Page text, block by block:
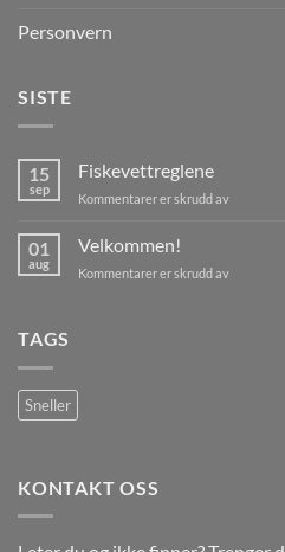
Personvern
SISTE
15
sep
Fiskevettreglene
Kommentarer er skrudd avfor
01
aug
Velkommen!
Kommentarer er skrudd avfor
TAGS
Sneller
KONTAKT OSS